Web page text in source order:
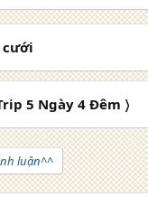
cưới
5 Ngày 4 Đêm 〉
luận^^